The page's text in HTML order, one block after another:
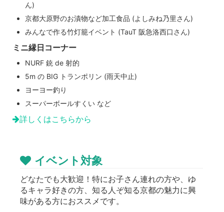
ん)
京都大原野のお漬物など加工食品 (よしみね乃里さん)
みんなで作る竹灯籠イベント (TauT 阪急洛西口さん)
ミニ縁日コーナー
NURF 銃 de 射的
5m の BIG トランポリン (雨天中止)
ヨーヨー釣り
スーパーボールすくい など
詳しくはこちらから
イベント対象
どなたでも大歓迎！特にお子さん連れの方や、ゆ
るキャラ好きの方、知る人ぞ知る京都の魅力に興
味がある方におススメです。